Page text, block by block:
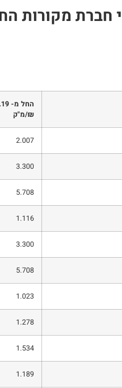
מקורות החל מ
החל מ- 1.1.19
₪
/מ"ק
2.007
3.300
5.708
1.116
3.300
5.708
1.023
1.278
1.534
1.189